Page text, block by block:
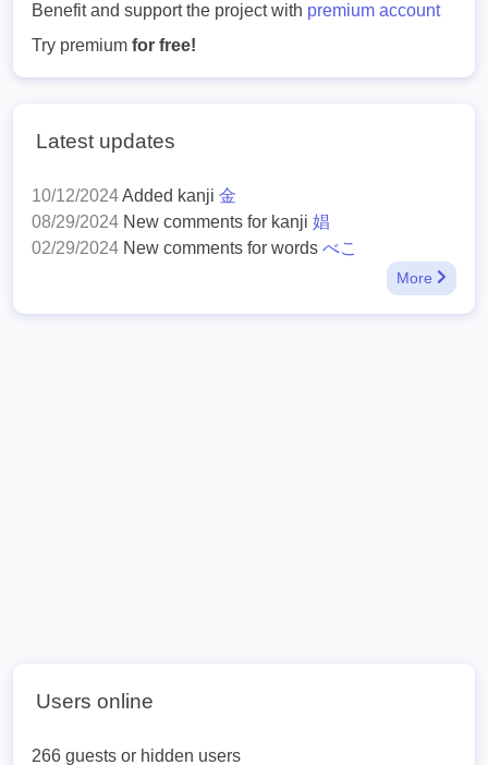
Benefit and support the project with premium account
Try premium for free!
Latest updates
10/12/2024Added kanji 金
08/29/2024 New comments for kanji 娼
02/29/2024 New comments for words べこ
More
Users online
266 guests or hidden users